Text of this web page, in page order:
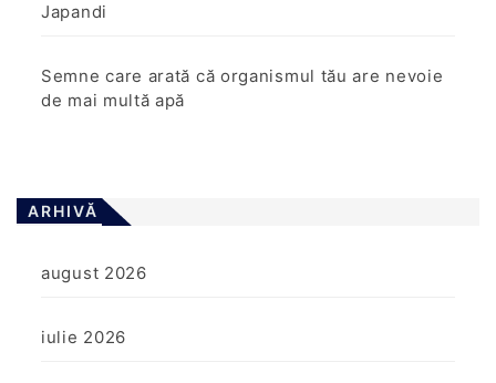
Japandi
Semne care arată că organismul tău are nevoie
de mai multă apă
ARHIVĂ
august 2026
iulie 2026